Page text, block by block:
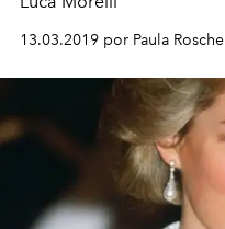
13.03.2019 por Paula Roschel